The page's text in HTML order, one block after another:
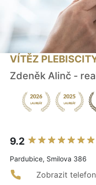
VÍTĚZ
Zdeněk Alinč -
9.2
Pardubice, Smilova 386
Zobrazit